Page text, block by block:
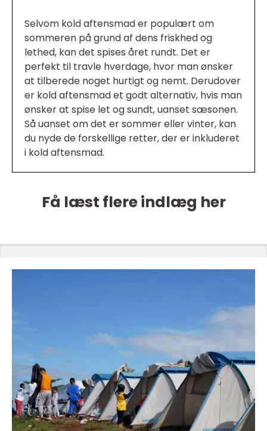
Selvom kold aftensmad er populært om
sommeren på grund af dens friskhed og
lethed, kan det spises året rundt. Det er
perfekt til travle hverdage, hvor man ønsker
at tilberede noget hurtigt og nemt. Derudover
er kold aftensmad et godt alternativ, hvis man
ønsker at spise let og sundt, uanset sæsonen.
Så uanset om det er sommer eller vinter, kan
du nyde de forskellige retter, der er inkluderet
i kold aftensmad.
Få læst flere indlæg her